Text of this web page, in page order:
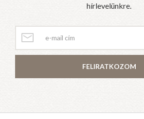
hírlevelünkre.
FELIRATKOZOM